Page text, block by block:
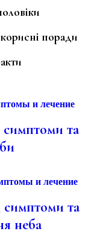
корисні поради
симптоми та
та
неба